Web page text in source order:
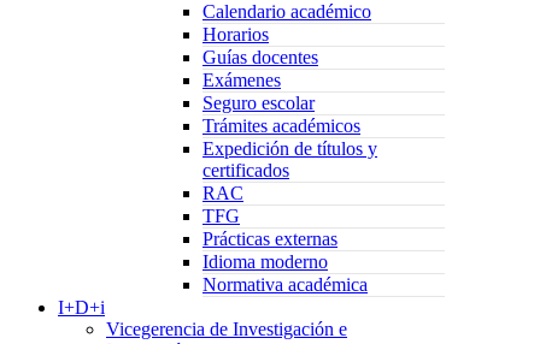
Calendario académico
Horarios
Guías docentes
Exámenes
Seguro escolar
Trámites académicos
Expedición de títulos y
certificados
RAC
TFG
Prácticas externas
Idioma moderno
Normativa académica
I+D+i
Vicegerencia de Investigación e